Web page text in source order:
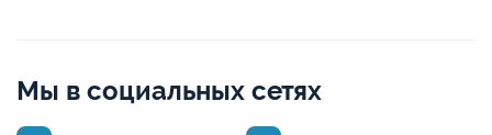
Мы в социальных сетях